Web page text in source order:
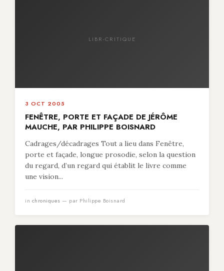
LIBR-CRITIQUE
3 OCT 2005
FENÊTRE, PORTE ET FAÇADE DE JÉRÔME
MAUCHE, PAR PHILIPPE BOISNARD
Cadrages/décadrages Tout a lieu dans Fenêtre,
porte et façade, longue prosodie, selon la question
du regard, d’un regard qui établit le livre comme
une vision...
in chroniques — par Philippe Boisnard